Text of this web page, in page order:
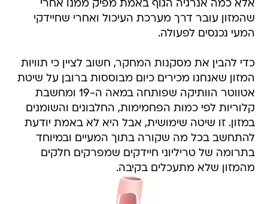
אלא כמה אנרגיה הגוף באמת מפיק ממנו אחרי
שהמזון עובר דרך מערכת העיכול ואחרי שחיידקי
המעי נכנסים לפעולה.
כדי להבין את מסקנות המחקר, חשוב לציין כי תוויות
המזון שאנחנו מכירים כיום מבוססות ברובן על שיטת
אטווטר הוותיקה שפותחה במאה ה-19 ומחשבת
קלוריות לפי כמות הפחמימות, החלבונים והשומנים
במזון. זו שיטה שימושית, אבל היא לא באמת יודעת
להתחשב בכל מה שקורה בתוך המעיים ובמיוחד
בתרומה של טריליוני חיידקים שמפרקים חלקים
מהמזון שלא מתעכלים בקיבה.